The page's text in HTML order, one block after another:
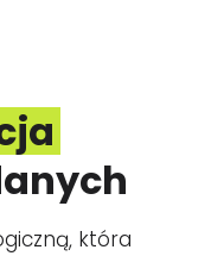
która